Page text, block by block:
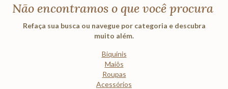
Não encontramos o que você procura
Refaça sua busca ou navegue por categoria e descubra
muito além.
Biquínis
Maiôs
Roupas
Acessórios